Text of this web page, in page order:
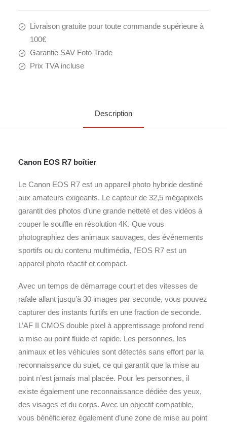
Livraison gratuite pour toute commande supérieure à
100€
Garantie SAV Foto Trade
Prix TVA incluse
Description
Canon EOS R7 boîtier
Le Canon EOS R7 est un appareil photo hybride destiné
aux amateurs exigeants. Le capteur de 32,5 mégapixels
garantit des photos d’une grande netteté et des vidéos à
couper le souffle en résolution 4K. Que vous
photographiez des animaux sauvages, des événements
sportifs ou du contenu multimédia, l’EOS R7 est un
appareil photo réactif et compact.
Avec un temps de démarrage court et des vitesses de
rafale allant jusqu’à 30 images par seconde, vous pouvez
capturer des instants furtifs en une fraction de seconde.
L’AF II CMOS double pixel à apprentissage profond rend
la mise au point fluide et rapide. Les personnes, les
animaux et les véhicules sont détectés sans effort par la
reconnaissance du sujet, ce qui garantit que la mise au
point n’est jamais mal placée. Pour les personnes, il
existe également une reconnaissance dédiée des yeux,
des visages et du corps. Avec un objectif compatible,
vous bénéficierez également d’une zone de mise au point